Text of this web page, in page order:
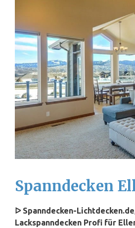
Spanndecken
ᐅ Spanndecken-
Lackspanndecken Profi für